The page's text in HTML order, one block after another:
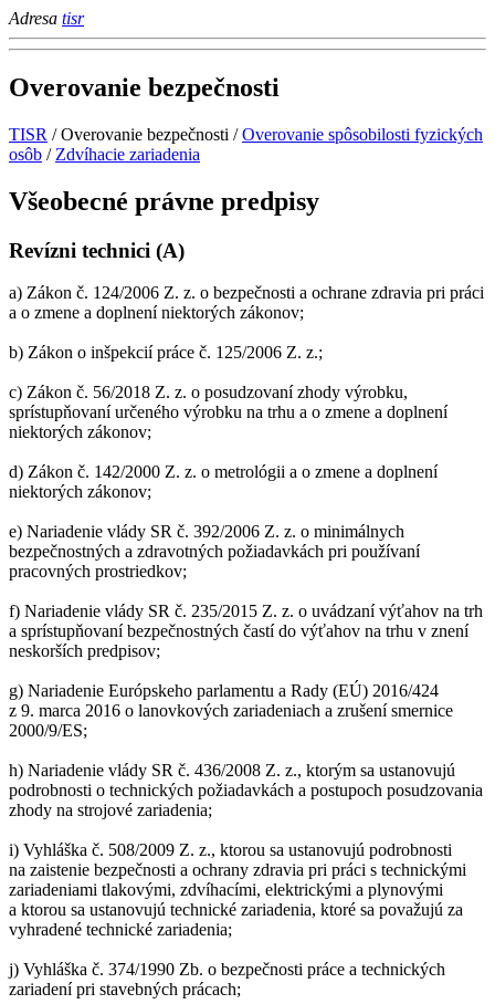
Adresa tisr
Overovanie bezpečnosti
TISR /Overovanie bezpečnosti / Overovanie spôsobilosti fyzických
osôb / Zdvíhacie zariadenia
Všeobecné právne predpisy
Revízni technici (A)
a) Zákon č. 124/2006 Z. z. o bezpečnosti a ochrane zdravia pri práci
a o zmene a doplnení niektorých zákonov;
b) Zákon o inšpekcií práce č. 125/2006 Z. z.;
c) Zákon č. 56/2018 Z. z. o posudzovaní zhody výrobku,
sprístupňovaní určeného výrobku na trhu a o zmene a doplnení
niektorých zákonov;
d) Zákon č. 142/2000 Z. z. o metrológii a o zmene a doplnení
niektorých zákonov;
e) Nariadenie vlády SR č. 392/2006 Z. z. o minimálnych
bezpečnostných a zdravotných požiadavkách pri používaní
pracovných prostriedkov;
f) Nariadenie vlády SR č. 235/2015 Z. z. o uvádzaní výťahov na trh
a sprístupňovaní bezpečnostných častí do výťahov na trhu v znení
neskorších predpisov;
g) Nariadenie Európskeho parlamentu a Rady (EÚ) 2016/424
z 9. marca 2016 o lanovkových zariadeniach a zrušení smernice
2000/9/ES;
h) Nariadenie vlády SR č. 436/2008 Z. z., ktorým sa ustanovujú
podrobnosti o technických požiadavkách a postupoch posudzovania
zhody na strojové zariadenia;
i) Vyhláška č. 508/2009 Z. z., ktorou sa ustanovujú podrobnosti
na zaistenie bezpečnosti a ochrany zdravia pri práci s technickými
zariadeniami tlakovými, zdvíhacími, elektrickými a plynovými
a ktorou sa ustanovujú technické zariadenia, ktoré sa považujú za
vyhradené technické zariadenia;
j) Vyhláška č. 374/1990 Zb. o bezpečnosti práce a technických
zariadení pri stavebných prácach;